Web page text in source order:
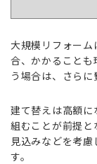
大規模リフォーム
合、かかること
う場合は、さらに
建て替えは高額に
組むことが前提と
見込みなどを考
す。